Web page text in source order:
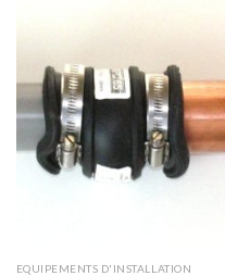
EQUIPEMENTS D'INSTALLATION